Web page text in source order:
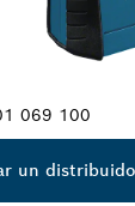
069 100
un